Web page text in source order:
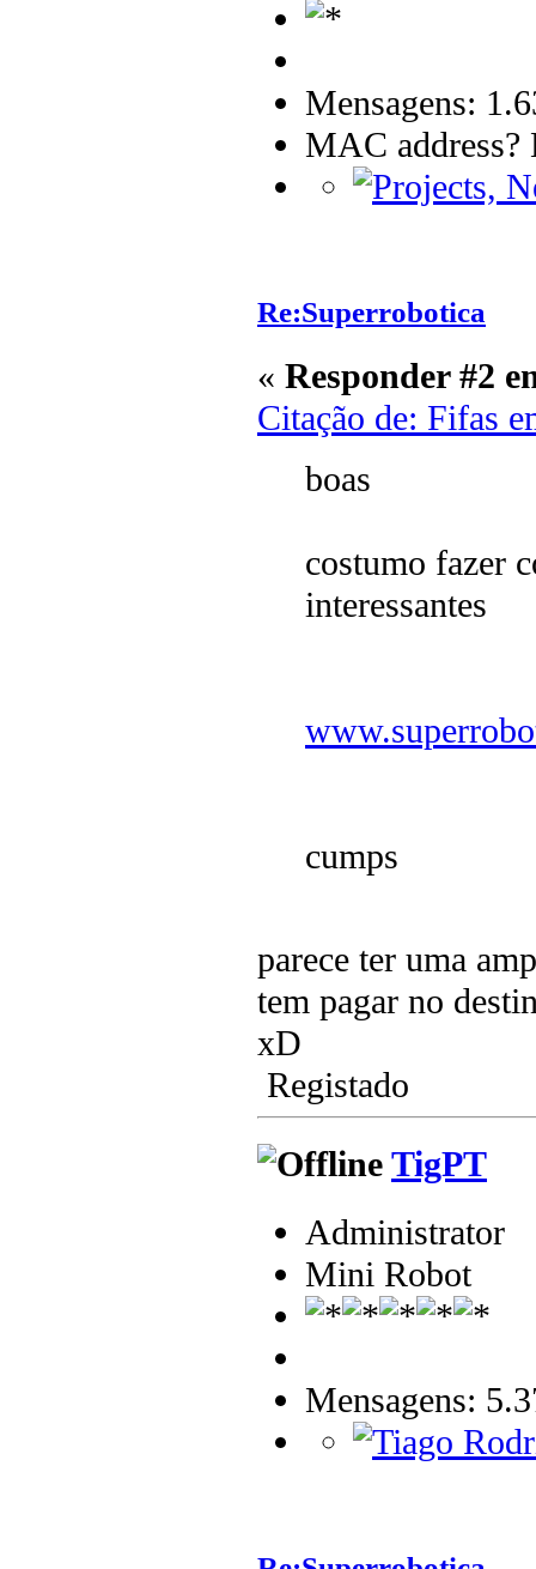
Mensagens:
MAC
Re:Superrobotica
« Responder #2
Citação de: Fifas
boas
costumo fazer
interessantes
cumps
parece ter uma
tem pagar no
xD
Registado
TigPT
Administrator
Mini Robot
Mensagens: